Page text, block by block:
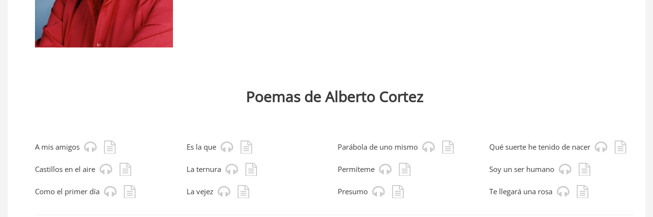
Poemas de Alberto Cortez
A mis amigos
Castillos en el aire
Como el primer día
Es la que
La ternura
La vejez
Parábola de uno mismo
Permíteme
Presumo
Qué suerte he tenido de nacer
Soy un ser humano
Te llegará una rosa